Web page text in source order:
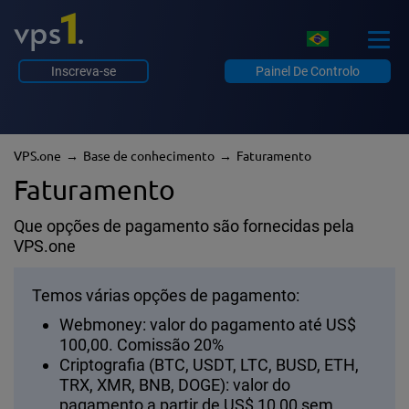
Inscreva-se Painel De Controlo
VPS.one Base de conhecimento Faturamento
Faturamento
Que opções de pagamento são fornecidas pela
VPS.one
Temos várias opções de pagamento:
Webmoney: valor do pagamento até US$
100,00. Comissão 20%
Criptografia (BTC, USDT, LTC, BUSD, ETH,
TRX, XMR, BNB, DOGE): valor do
pagamento a partir de US$ 10,00 sem